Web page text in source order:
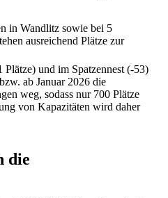
in Wandlitz sowie bei 5
ausreichend Plätze zur
und im Spatzennest (-53)
ab Januar 2026 die
weg, sodass nur 700 Plätze
von Kapazitäten wird daher
die